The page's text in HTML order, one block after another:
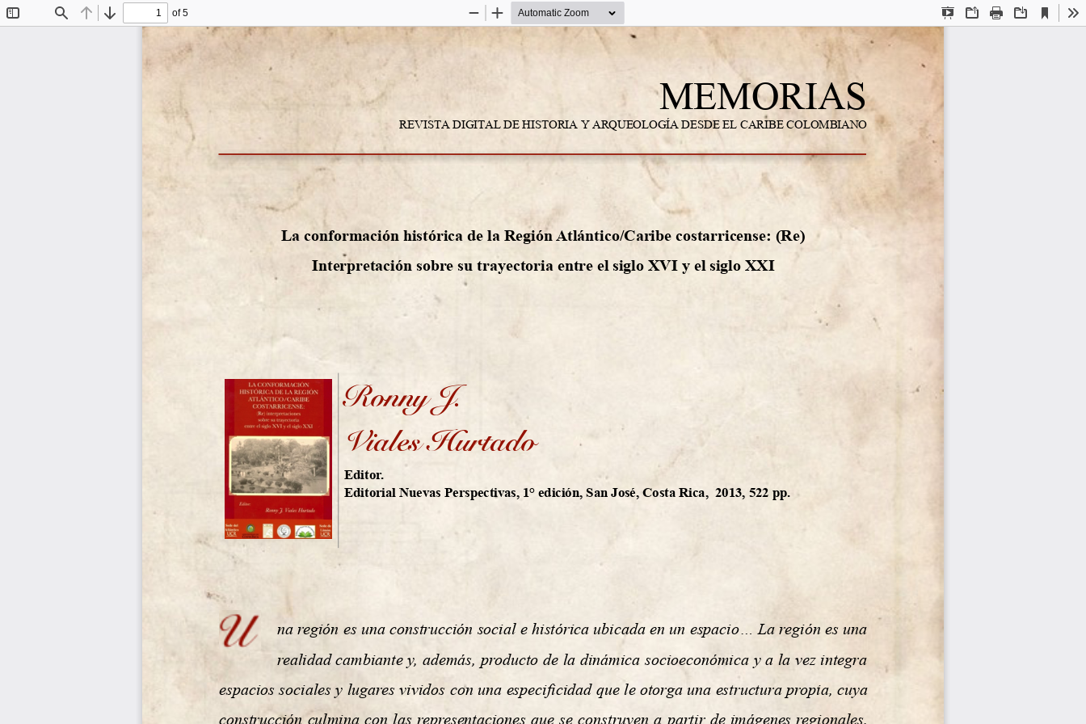
Find Previous
Next
of 5
Presentation
OpenPrint Download
Current
View
Zoom
Zoom
!
 
MEMORIAS
REVISTA DIGITAL DE HISTORIA Y ARQUEOLOGÍA DESDE EL CARIBE COLOMBIANO
La conformación histórica de la Región Atlántico/Caribe costarricense: (Re)
Interpretación sobre su trayectoria entre el siglo XVI y el siglo XXI
na región es una construcción social e histórica ubicada en un espacio... La región es una
realidad cambiante y, además, producto de la dinámica socioeconómica y a la vez integra
espacios sociales y lugares vividos con una especificidad que le otorga una estructura propia, cuya
construcción culmina con las representaciones que se construyen a partir de imágenes regionales,
Ronny J.
Viales Hurtado
Editor.
Editorial Nuevas Perspectivas, 1° edición, San José, Costa Rica,  2013, 522 pp.
!